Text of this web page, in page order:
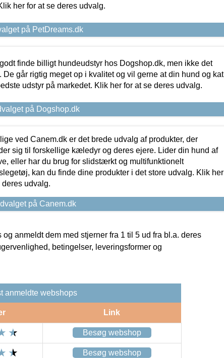
her for at se deres udvalg.
på PetDreams.dk
finde billigt hundeudstyr hos Dogshop.dk, men ikke det
De går rigtig meget op i kvalitet og vil gerne at din hund og kat
udstyr på markedet. Klik her for at se deres udvalg.
på Dogshop.dk
ved Canem.dk er det brede udvalg af produkter, der
sig til forskellige kæledyr og deres ejere. Lider din hund af
eller har du brug for slidstærkt og multifunktionelt
kan du finde dine produkter i det store udvalg. Klik her
deres udvalg.
på Canem.dk
anmeldt dem med stjerner fra 1 til 5 ud fra bl.a. deres
betingelser, leveringsformer og
anmeldte webshops
Link
Besøg webshop
Besøg webshop